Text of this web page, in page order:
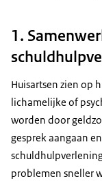
1.
Huisartsen zien op
lichamelijke of
worden door
gesprek aangaan
problemen sneller